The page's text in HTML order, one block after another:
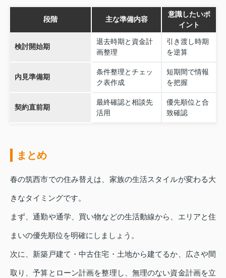
段階 主な準備内容
意識したいポ
イント
検討開始期
退去時期と資金計
画整理
引き渡し時期
を逆算
内見準備期
条件整理とチェッ
ク表作成
短期間で情報
を把握
契約直前期
最終確認と相談先
活用
優先順位と合
致確認
まとめ
春の筑西市での住み替えは、家族の生活スタイルが変わる大
きなタイミングです。
まず、通勤や通学、買い物などの生活動線から、エリアと住
まいの優先順位を明確にしましょう。
次に、新築戸建て・中古住宅・土地から建てるか、広さや間
取り、予算とローン計画を整理し、無理のない資金計画を立